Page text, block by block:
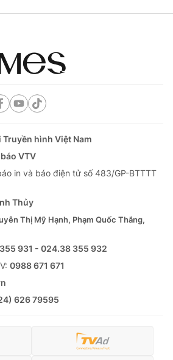
Truyền hình Việt Nam
VTV
in và báo điện tử số 483/GP-BTTTT
Thủy
Thị Mỹ Hạnh, Phạm Quốc Thắng,
931 - 024.38 355 932
0988 671 671
626 79595